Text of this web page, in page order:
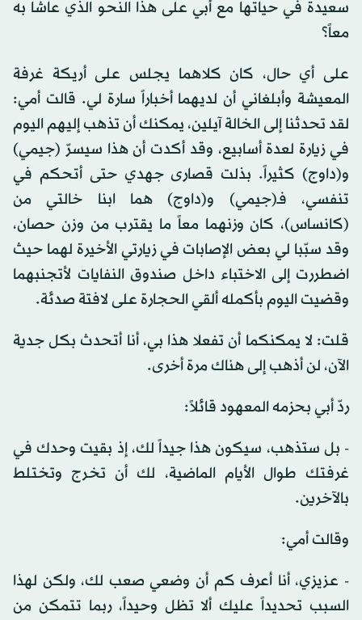
سعيدة في حياتها مع أبي على هذا النحو الذي عاشا به
معاً؟
على أي حال، كان كلاهما يجلس على أريكة غرفة
المعيشة وأبلغاني أن لديهما أخباراً سارة لي. قالت أمي:
لقد تحدثنا إلى الخالة آيلين، يمكنك أن تذهب إليهم اليوم
في زيارة لعدة أسابيع، وقد أكدت أن هذا سيسرّ (جيمي)
و(داوج) كثيراً. بذلت قصارى جهدي حتى أتحكم في
تنفسي، فـ(جيمي) و(داوج) هما ابنا خالتي من
(كانساس)، كان وزنهما معاً ما يقترب من وزن حصان،
وقد سبّبا لي بعض الإصابات في زيارتي الأخيرة لهما حيث
اضطررت إلى الاختباء داخل صندوق النفايات لأتجنبهما
وقضيت اليوم بأكمله ألقي الحجارة على لافتة صدئة.
قلت: لا يمكنكما أن تفعلا هذا بي، أنا أتحدث بكل جدية
الآن، لن أذهب إلى هناك مرة أخرى.
ردّ أبي بحزمه المعهود قائلاً:
- بل ستذهب، سيكون هذا جيداً لك، إذ بقيت وحدك في
غرفتك طوال الأيام الماضية، لك أن تخرج وتختلط
بالآخرين.
وقالت أمي:
- عزيزي، أنا أعرف كم أن وضعي صعب لك، ولكن لهذا
السبب تحديداً عليك ألا تظل وحيداً، ربما تتمكن من